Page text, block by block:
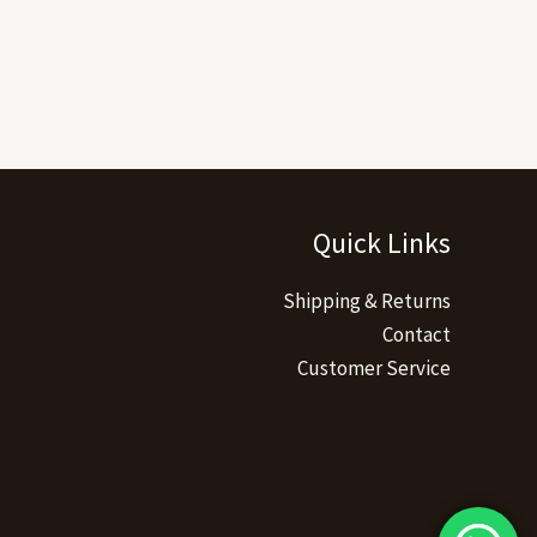
Quick Links
Shipping & Returns
Contact
Customer Service